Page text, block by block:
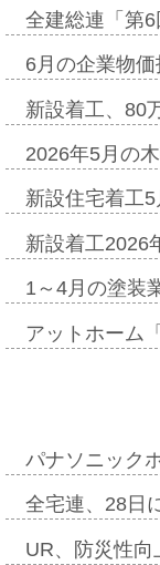
全建総連「第
6月の企業物
新設着工、80
2026年5月の
新設住宅着工
新設着工2026
1～4月の塗装
アットホーム
パナソニック
全宅連、28日
UR、防災性